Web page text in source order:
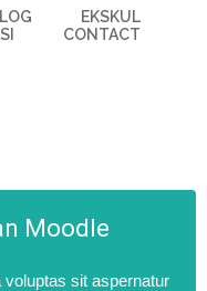
EKSKUL
CONTACT
Moodle
sit aspernatur